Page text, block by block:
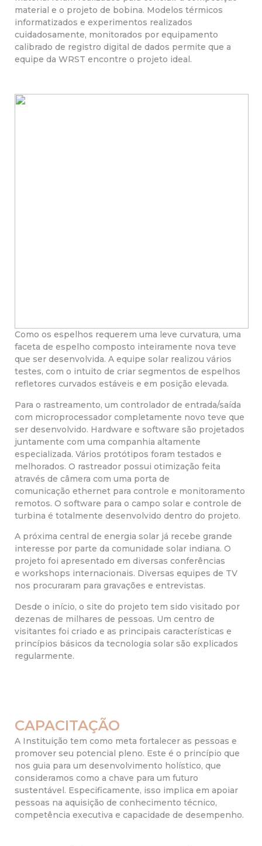
material e o projeto de bobina. Modelos térmicos
informatizados e experimentos realizados
cuidadosamente, monitorados por equipamento
calibrado de registro digital de dados permite que a
equipe da WRST encontre o projeto ideal.
Como os espelhos requerem uma leve curvatura, uma
faceta de espelho composto inteiramente nova teve
que ser desenvolvida. A equipe solar realizou vários
testes, com o intuito de criar segmentos de espelhos
refletores curvados estáveis e em posição elevada.
Para o rastreamento, um controlador de entrada/saída
com microprocessador completamente novo teve que
ser desenvolvido. Hardware e software são projetados
juntamente com uma companhia altamente
especializada. Vários protótipos foram testados e
melhorados. O rastreador possui otimização feita
através de câmera com uma porta de
comunicação ethernet para controle e monitoramento
remotos. O software para o campo solar e controle de
turbina é totalmente desenvolvido dentro do projeto.
A próxima central de energia solar já recebe grande
interesse por parte da comunidade solar indiana. O
projeto foi apresentado em diversas conferências
e workshops internacionais. Diversas equipes de TV
nos procuraram para gravações e entrevistas.
Desde o início, o site do projeto tem sido visitado por
dezenas de milhares de pessoas. Um centro de
visitantes foi criado e as principais características e
princípios básicos da tecnologia solar são explicados
regularmente.
CAPACITAÇÃO
A Instituição tem como meta fortalecer as pessoas e
promover seu potencial pleno. Este é o princípio que
nos guia para um desenvolvimento holístico, que
consideramos como a chave para um futuro
sustentável. Especificamente, isso implica em apoiar
pessoas na aquisição de conhecimento técnico,
competência executiva e capacidade de desempenho.